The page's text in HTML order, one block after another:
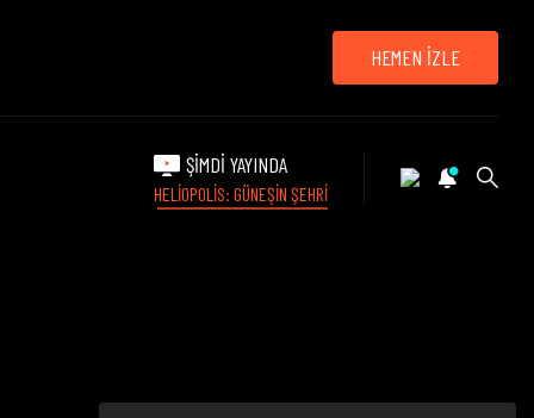
HEMEN İZLE
ŞİMDİ YAYINDA
HELİOPOLİS: GÜNEŞİN ŞEHRİ